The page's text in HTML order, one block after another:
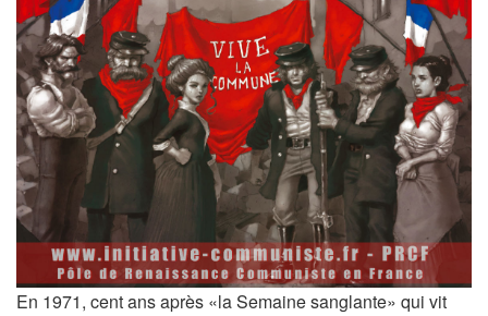
En 1971, cent ans après «la Semaine sanglante» qui vit